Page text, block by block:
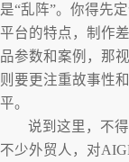
是“乱阵”。你得先
平台的特点，制作
品参数和案例，那
则要更注重故事性
平。
说到这里，不
不少外贸人，对